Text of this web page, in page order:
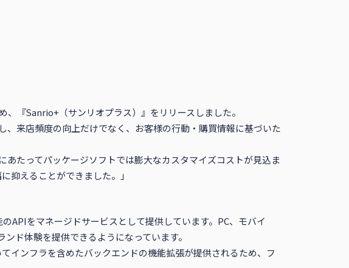
『Sanrio+（サンリオプラス）』をリリースしました。
来店頻度の向上だけでなく、お客様の行動・購買情報に基づいた
たってパッケージソフトでは膨大なカスタマイズコストが見込ま
抑えることができました。」
APIをマネージドサービスとして提供しています。PC、モバイ
ド体験を提供できるようになっています。
インフラを含めたバックエンドの機能拡張が提供されるため、フ